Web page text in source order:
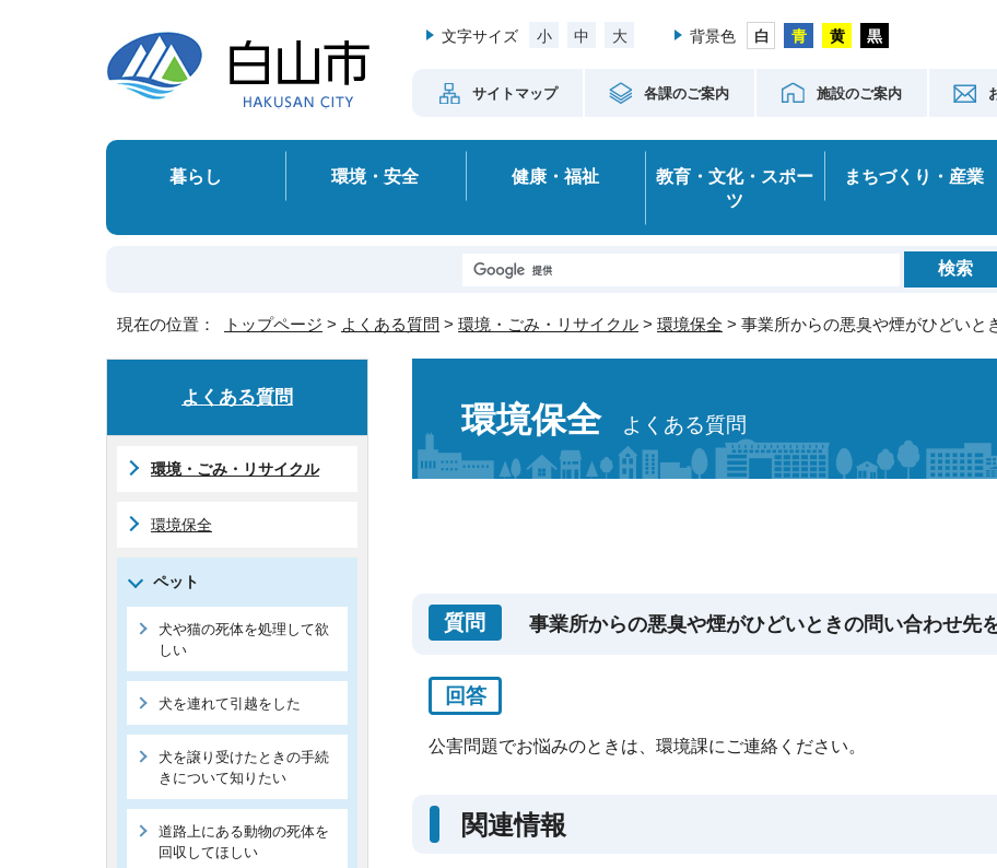
文字サイズ 小 中 大 背景色
サイトマップ 各課のご案内 施設のご案内
暮らし 環境・安全 健康・福祉
教育・文化・スポー
ツ
まちづくり・産業
現在の位置： トップページ > よくある質問 > 環境・ごみ・リサイクル > 環境保全 > 事業所からの悪臭や煙がひどいと
環境保全よくある質問
質問 事業所からの悪臭や煙がひどいときの問い合わせ先
回答
公害問題でお悩みのときは、環境課にご連絡ください。
関連情報
よくある質問
環境・ごみ・リサイクル
環境保全
ペット
犬や猫の死体を処理して欲
しい
犬を連れて引越をした
犬を譲り受けたときの手続
きについて知りたい
道路上にある動物の死体を
回収してほしい